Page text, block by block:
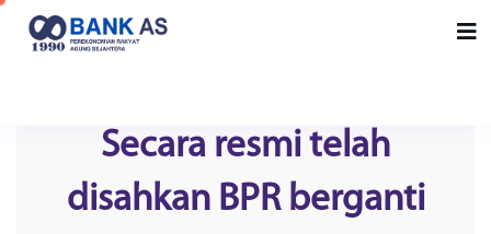
Secara resmi telah
disahkan BPR berganti